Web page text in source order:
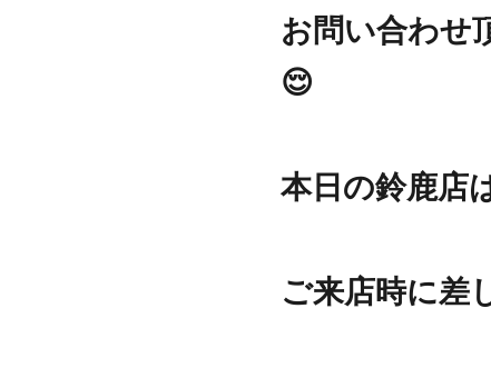
お問い合わせ
😌
本日の鈴鹿店
ご来店時に差